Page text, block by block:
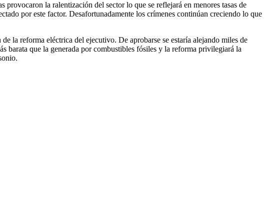
la ralentización del sector lo que se reflejará en menores tasas de
por este factor. Desafortunadamente los crímenes continúan creciendo lo que
la reforma eléctrica del ejecutivo. De aprobarse se estaría alejando miles de
barata que la generada por combustibles fósiles y la reforma privilegiará la